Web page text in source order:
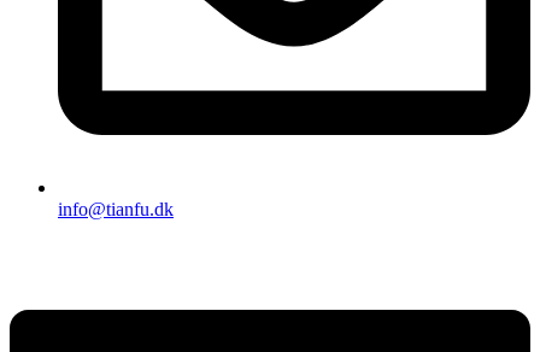
info@tianfu.dk